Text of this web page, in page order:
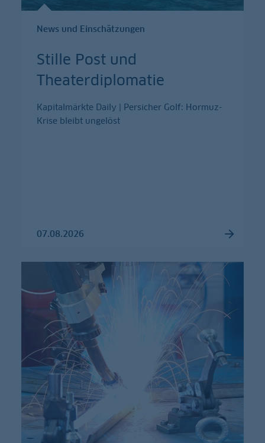
News und Einschätzungen
Stille Post und
Theaterdiplomatie
Kapitalmärkte Daily | Persicher Golf: Hormuz-
Krise bleibt ungelöst
07.08.2026